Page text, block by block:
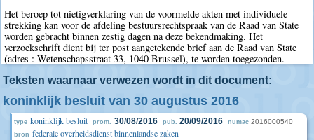
Het beroep tot nietigverklaring van de voormelde akten met individuele
strekking kan voor de afdeling bestuursrechtspraak van de Raad van State
worden gebracht binnen zestig dagen na deze bekendmaking. Het
verzoekschrift dient bij ter post aangetekende brief aan de Raad van State
(adres : Wetenschapsstraat 33, 1040 Brussel), te worden toegezonden.
Teksten waarnaar verwezen wordt in dit document:
koninklijk besluit van 30 augustus 2016
type koninklijk besluit prom. 30/08/2016 pub. 20/09/2016 numac 2016000540
bron federale overheidsdienst binnenlandse zaken